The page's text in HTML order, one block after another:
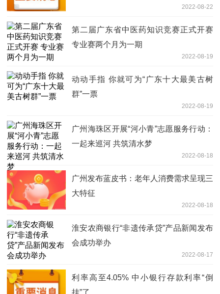
2022-08-22
第二届广东省中医药知识竞赛正式开赛
专业赛两个月为一期
2022-08-19
动动手指 你就可为“广东十大最美古树
群”一票
2022-08-19
广州海珠区开展“河小青”志愿服务行动：
一起来巡河 共筑清水梦
2022-08-18
广州发布蓝皮书：老年人消费需求呈现三
大特征
2022-08-18
淮安农商银行“非遗传承贷”产品新闻发布
会成功举办
2022-08-17
利率高至4.05% 中小银行存款利率“倒
挂”了